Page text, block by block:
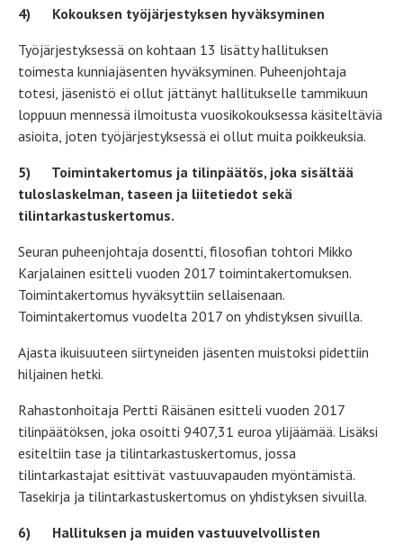
4) Kokouksen työjärjestyksen hyväksyminen
Työjärjestyksessä on kohtaan 13 lisätty hallituksen
toimesta kunniajäsenten hyväksyminen. Puheenjohtaja
totesi, jäsenistö ei ollut jättänyt hallitukselle tammikuun
loppuun mennessä ilmoitusta vuosikokouksessa käsiteltäviä
asioita, joten työjärjestyksessä ei ollut muita poikkeuksia.
5) Toimintakertomus ja tilinpäätös, joka sisältää
tuloslaskelman, taseen ja liitetiedot sekä
tilintarkastuskertomus.
Seuran puheenjohtaja dosentti, filosofian tohtori Mikko
Karjalainen esitteli vuoden 2017 toimintakertomuksen.
Toimintakertomus hyväksyttiin sellaisenaan.
Toimintakertomus vuodelta 2017 on yhdistyksen sivuilla.
Ajasta ikuisuuteen siirtyneiden jäsenten muistoksi pidettiin
hiljainen hetki.
Rahastonhoitaja Pertti Räisänen esitteli vuoden 2017
tilinpäätöksen, joka osoitti 9407,31 euroa ylijäämää. Lisäksi
esiteltiin tase ja tilintarkastuskertomus, jossa
tilintarkastajat esittivät vastuuvapauden myöntämistä.
Tasekirja ja tilintarkastuskertomus on yhdistyksen sivuilla.
6) Hallituksen ja muiden vastuuvelvollisten